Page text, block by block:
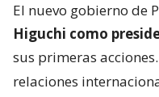
El nuevo gobierno de
Higuchi como
sus primeras
relaciones